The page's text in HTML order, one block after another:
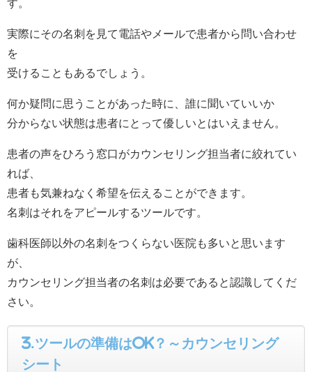
す。
実際にその名刺を見て電話やメールで患者から問い合わせ
を
受けることもあるでしょう。
何か疑問に思うことがあった時に、誰に聞いていいか
分からない状態は患者にとって優しいとはいえません。
患者の声をひろう窓口がカウンセリング担当者に絞れてい
れば、
患者も気兼ねなく希望を伝えることができます。
名刺はそれをアピールするツールです。
歯科医師以外の名刺をつくらない医院も多いと思います
が、
カウンセリング担当者の名刺は必要であると認識してくだ
さい。
3.ツールの準備はOK？～カウンセリング
シート